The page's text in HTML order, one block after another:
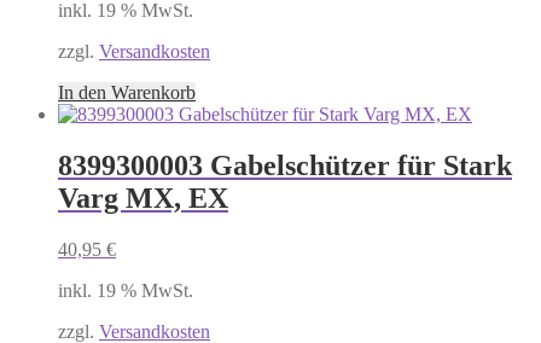
inkl. 19 % MwSt.
zzgl. Versandkosten
In den Warenkorb
8399300003 Gabelschützer für Stark
Varg MX, EX
40,95 €
inkl. 19 % MwSt.
zzgl. Versandkosten